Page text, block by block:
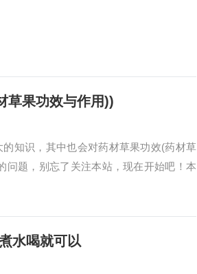
草果功效与作用))
知识，其中也会对药材草果功效(药材草
问题，别忘了关注本站，现在开始吧！本
水喝就可以